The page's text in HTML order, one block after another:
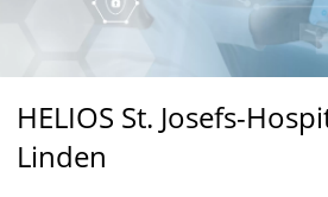
Finden
HELIOS St. Josefs-
Linden